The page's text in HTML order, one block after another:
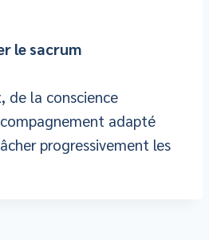
le sacrum
de la conscience
adapté
progressivement les